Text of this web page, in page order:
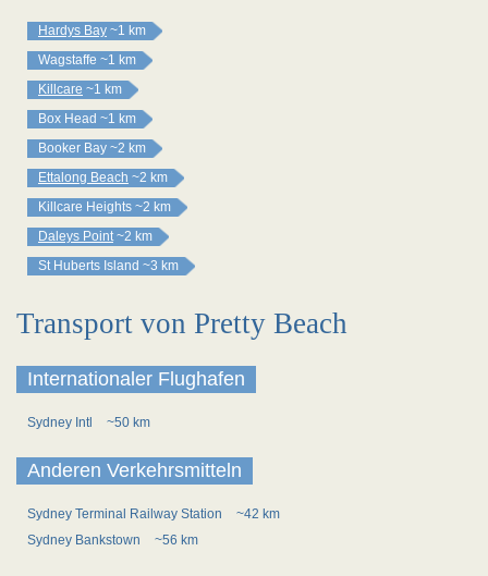
Hardys Bay ~1 km
Wagstaffe ~1 km
Killcare ~1 km
Box Head ~1 km
Booker Bay ~2 km
Ettalong Beach ~2 km
Killcare Heights ~2 km
Daleys Point ~2 km
St Huberts Island ~3 km
Transport von Pretty Beach
Internationaler Flughafen
Sydney Intl ~50 km
Anderen Verkehrsmitteln
Sydney Terminal Railway Station
~42 km
Sydney Bankstown
~56 km